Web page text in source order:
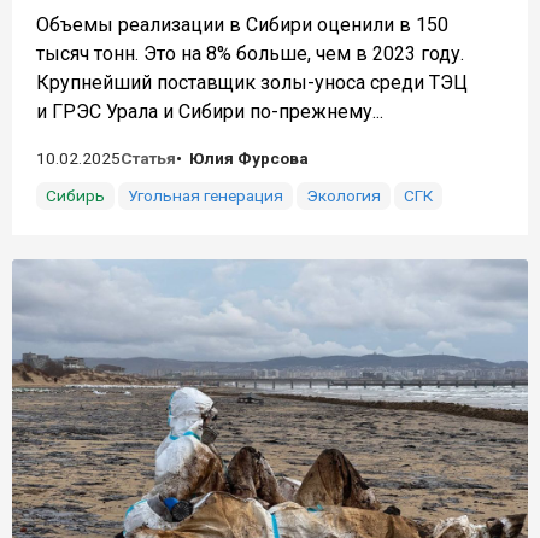
Объемы реализации в Сибири оценили в 150
тысяч тонн. Это на 8% больше, чем в 2023 году.
Крупнейший поставщик золы-уноса среди ТЭЦ
и ГРЭС Урала и Сибири по-прежнему...
10.02.2025Статья
Юлия Фурсова
Сибирь
Угольная генерация Экология СГК